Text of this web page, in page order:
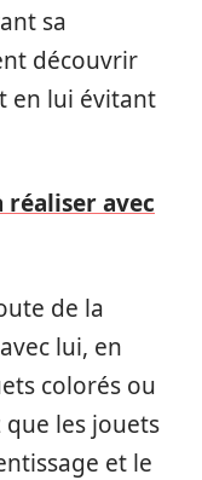
sa
découvrir
en lui évitant
réaliser avec
de la
lui, en
colorés ou
que les jouets
et le